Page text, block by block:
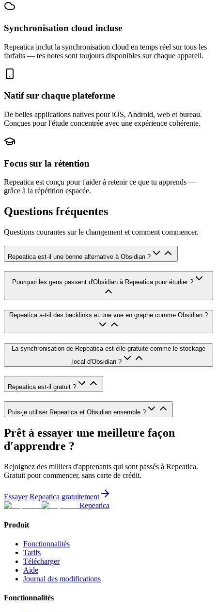
Synchronisation cloud incluse
Repeatica inclut la synchronisation cloud en temps réel sur tous les
forfaits — tes notes sont toujours disponibles sur chaque appareil.
Natif sur chaque plateforme
De belles applications natives pour iOS, Android, web et bureau.
Conçues pour l'étude concentrée avec une expérience cohérente.
Focus sur la rétention
Repeatica est conçu pour t'aider à retenir ce que tu apprends —
grâce à la répétition espacée.
Questions fréquentes
Questions courantes sur le changement et comment commencer.
Repeatica est-il une bonne alternative à Obsidian ?
Pourquoi les gens passent d'Obsidian à Repeatica pour étudier ?
Repeatica a-t-il des backlinks et une vue en graphe comme Obsidian ?
La synchronisation de Repeatica est-elle gratuite comme le stockage
local d'Obsidian ?
Repeatica est-il gratuit ?
Puis-je utiliser Repeatica et Obsidian ensemble ?
Prêt à essayer une meilleure façon
d'apprendre ?
Rejoignez des milliers d'apprenants qui sont passés à Repeatica.
Gratuit pour commencer, sans carte de crédit.
Essayer Repeatica gratuitement
Repeatica
Produit
Fonctionnalités
Tarifs
Télécharger
Aide
Journal des modifications
Fonctionnalités